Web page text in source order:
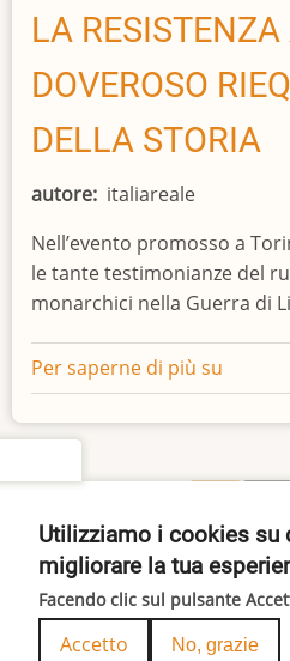
LA
DOVEROSO
DELLA STORIA
autore italiareale
Nell’evento promosso a
le tante testimonianze del
monarchici nella Guerra di
Per saperne di più su
DELLA
STORIA
Iscriviti a storia
© 2026 ITALIA REALE,
Utilizziamo i cookies su
migliorare la tua
Facendo clic sul pulsante
Accetto No, grazie